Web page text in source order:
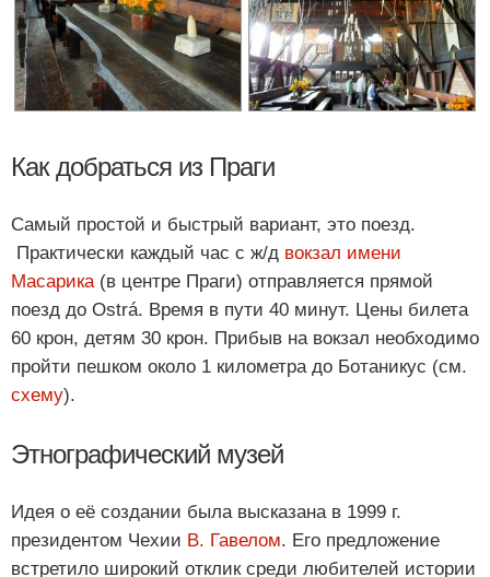
Как добраться из Праги
Самый простой и быстрый вариант, это поезд.
Практически каждый час с ж/д вокзал имени
Масарика(в центре Праги) отправляется прямой
поезд до Ostrá. Время в пути 40 минут. Цены билета
60 крон, детям 30 крон. Прибыв на вокзал необходимо
пройти пешком около 1 километра до Ботаникус (см.
схему).
Этнографический музей
Идея о её создании была высказана в 1999 г.
президентом Чехии В. Гавелом. Его предложение
встретило широкий отклик среди любителей истории